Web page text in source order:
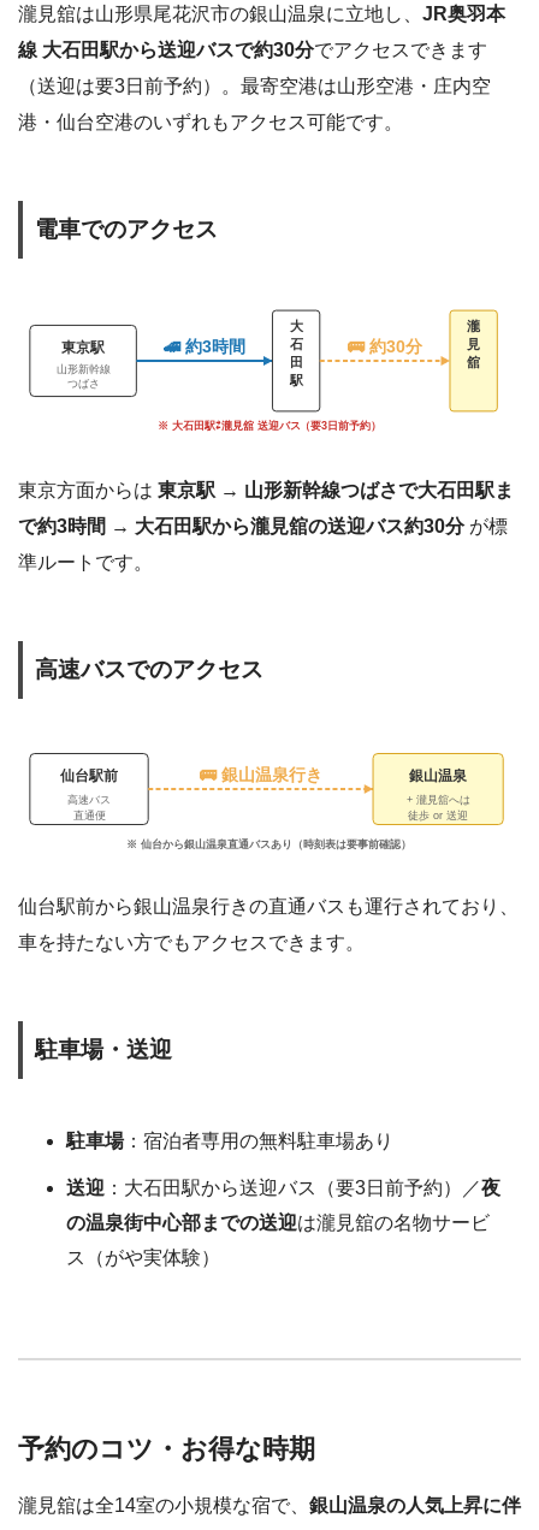
瀧見舘は山形県尾花沢市の銀山温泉に立地し、 JR奥羽本
線 大石田駅から送迎バスで約30分でアクセスできます
（送迎は要3日前予約）。最寄空港は山形空港・庄内空
港・仙台空港のいずれもアクセス可能です。
電車でのアクセス
東京駅
山形新幹線
つばさ
🚄 約3時間
大
石
田
駅
🚌 約30分
瀧
見
舘
※ 大石田駅⇄瀧見舘 送迎バス（要3日前予約）
東京方面からは 東京駅 → 山形新幹線つばさで大石田駅ま
で約3時間 → 大石田駅から瀧見舘の送迎バス約30分が標
準ルートです。
高速バスでのアクセス
仙台駅前
高速バス
直通便
🚌 銀山温泉行き 銀山温泉
+ 瀧見舘へは
徒歩 or 送迎
※ 仙台から銀山温泉直通バスあり（時刻表は要事前確認）
仙台駅前から銀山温泉行きの直通バスも運行されており、
車を持たない方でもアクセスできます。
駐車場・送迎
駐車場：宿泊者専用の無料駐車場あり
送迎 ：大石田駅から送迎バス（要3日前予約）／夜
の温泉街中心部までの送迎は瀧見舘の名物サービ
ス（がや実体験）
予約のコツ・お得な時期
瀧見舘は全14室の小規模な宿で、 銀山温泉の人気上昇に伴